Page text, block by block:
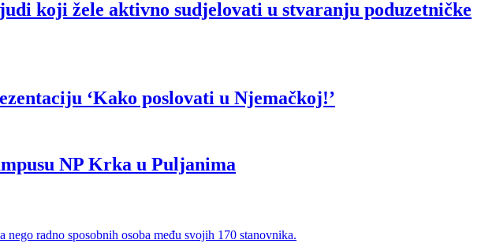
koji žele aktivno sudjelovati u stvaranju poduzetničke
‘Kako poslovati u Njemačkoj!’
NP Krka u Puljanima